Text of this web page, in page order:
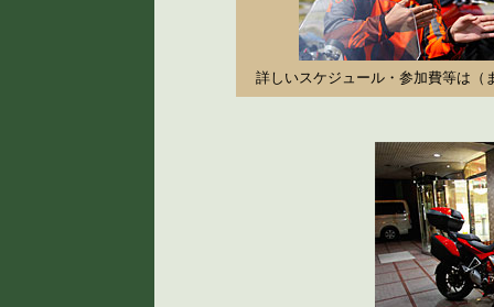
詳しいスケジュール・参加費等は（